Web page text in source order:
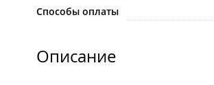
Способы оплаты
Описание